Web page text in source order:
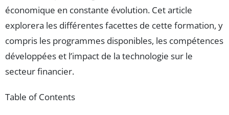
économique en constante évolution. Cet article
explorera les différentes facettes de cette formation, y
compris les programmes disponibles, les compétences
développées et l’impact de la technologie sur le
secteur financier.
Table of Contents